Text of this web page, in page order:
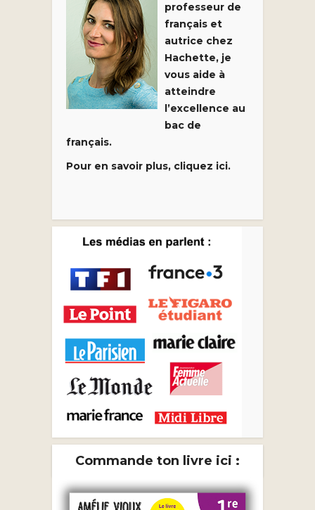
professeur de
français et
autrice chez
Hachette, je
vous aide à
atteindre
l’excellence au
bac de
français.
Pour en savoir plus, cliquez ici.
Commande ton livre ici :